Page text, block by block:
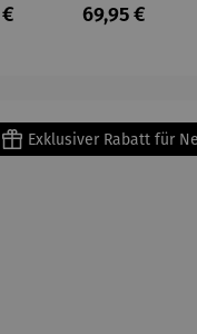
Preis:Regulärer
69,95 €
Exklusiver Rabatt für